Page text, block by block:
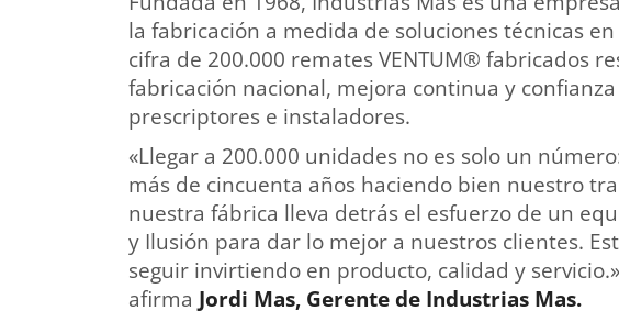
la fabricación a medida de soluciones técnicas
cifra de 200.000 remates VENTUM® fabricados
fabricación nacional, mejora continua y
prescriptores e instaladores.
«Llegar a 200.000 unidades no es solo un
más de cincuenta años haciendo bien nuestro
nuestra fábrica lleva detrás el esfuerzo de un
y Ilusión para dar lo mejor a nuestros clientes.
seguir invirtiendo en producto, calidad y
afirma Jordi Mas, Gerente de Industrias Mas.